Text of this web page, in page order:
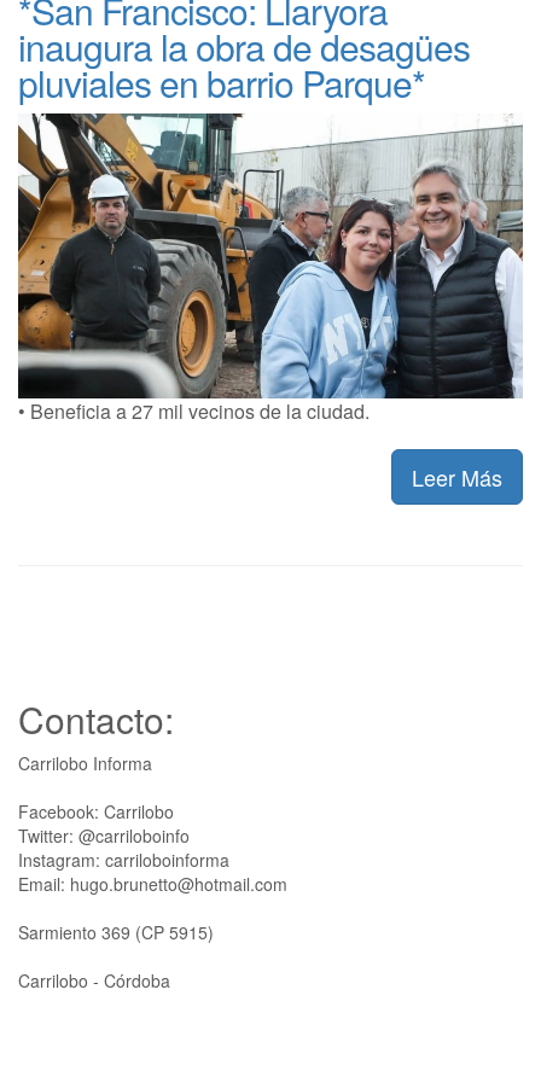
*San Francisco: Llaryora
inaugura la obra de desagües
pluviales en barrio Parque*
• Beneficia a 27 mil vecinos de la ciudad.
Leer Más
Contacto:
Carrilobo Informa
Facebook: Carrilobo
Twitter: @carriloboinfo
Instagram: carriloboinforma
Email: hugo.brunetto@hotmail.com
Sarmiento 369 (CP 5915)
Carrilobo - Córdoba